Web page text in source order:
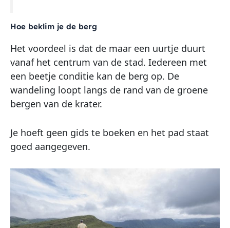
Hoe beklim je de berg
Het voordeel is dat de maar een uurtje duurt
vanaf het centrum van de stad. Iedereen met
een beetje conditie kan de berg op. De
wandeling loopt langs de rand van de groene
bergen van de krater.
Je hoeft geen gids te boeken en het pad staat
goed aangegeven.